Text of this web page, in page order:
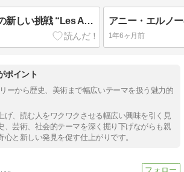
アニー・エルノーの新しい挑戦 “Les Années Super-8”
1年6ヶ月前
ポイント
ーから歴史、美術まで幅広いテーマを扱う魅力的
げ、読む人をワクワクさせる幅広い興味を引く見
、芸術、社会的テーマを深く掘り下げながらも親
心と新しい発見を促す仕上がりです。